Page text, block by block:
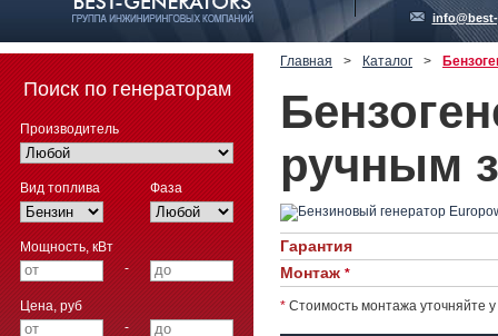
Поиск по генераторам
Производитель
Вид топлива Фаза
Мощность, кВт
-
Цена, руб
-
Главная > Каталог >
ручным
Гарантия
Монтаж *
* Стоимость монтажа уточняйте